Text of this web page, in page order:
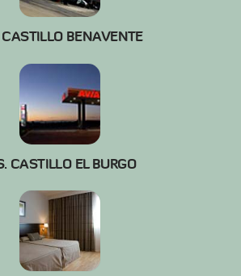
CASTILLO BENAVENTE
CASTILLO EL BURGO